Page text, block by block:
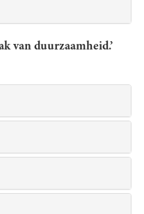
van duurzaamheid.’